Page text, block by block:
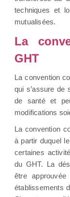
techniques et
mutualisées.
La
GHT
La convention
qui s’assure de
de santé et
modifications
La convention
à partir duquel
certaines
du GHT. La
être
établissements